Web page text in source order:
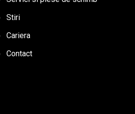
Stiri
Cariera
Contact